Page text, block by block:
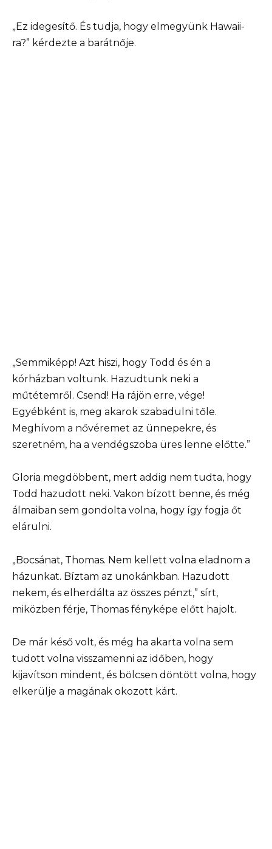
„Ez idegesítő. És tudja, hogy elmegyünk Hawaii-
ra?” kérdezte a barátnője.
„Semmiképp! Azt hiszi, hogy Todd és én a
kórházban voltunk. Hazudtunk neki a
műtétemről. Csend! Ha rájön erre, vége!
Egyébként is, meg akarok szabadulni tőle.
Meghívom a nővéremet az ünnepekre, és
szeretném, ha a vendégszoba üres lenne előtte.”
Gloria megdöbbent, mert addig nem tudta, hogy
Todd hazudott neki. Vakon bízott benne, és még
álmaiban sem gondolta volna, hogy így fogja őt
elárulni.
„Bocsánat, Thomas. Nem kellett volna eladnom a
házunkat. Bíztam az unokánkban. Hazudott
nekem, és elherdálta az összes pénzt,” sírt,
miközben férje, Thomas fényképe előtt hajolt.
De már késő volt, és még ha akarta volna sem
tudott volna visszamenni az időben, hogy
kijavítson mindent, és bölcsen döntött volna, hogy
elkerülje a magának okozott kárt.